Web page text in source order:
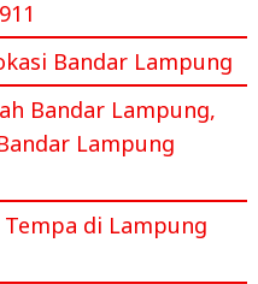
Bandar Lampung
Bandar Lampung,
Lampung
Tempa di Lampung